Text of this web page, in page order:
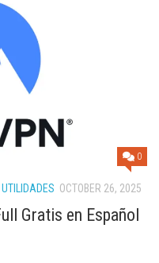
0
OCTOBER 26, 2025
Gratis en Español